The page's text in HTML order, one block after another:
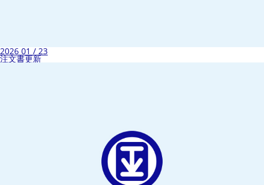
2026 01 / 23
注文書更新